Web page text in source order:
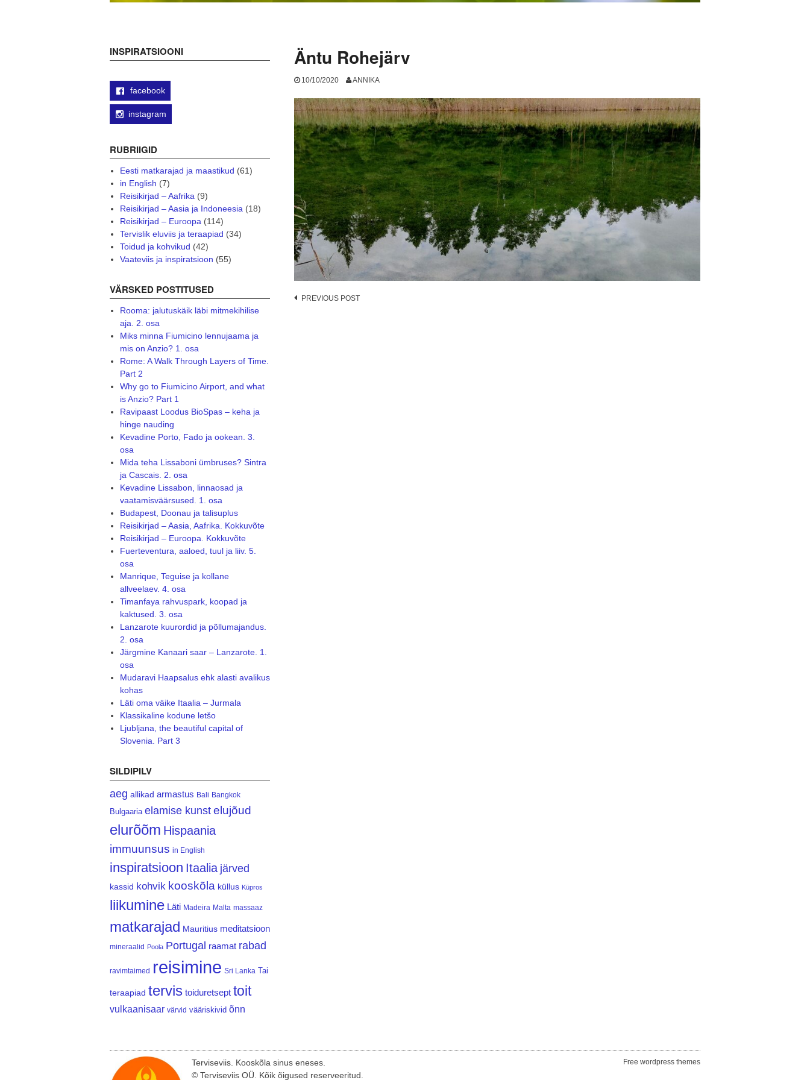
Äntu Rohejärv
10/10/2020 ANNIKA
Post
PREVIOUS POST
INSPIRATSIOONI
facebook
instagram
RUBRIIGID
Eesti matkarajad ja maastikud (61)
in English (7)
Reisikirjad – Aafrika(9)
Reisikirjad – Aasia ja Indoneesia(18)
Reisikirjad – Euroopa(114)
Tervislik eluviis ja teraapiad (34)
Toidud ja kohvikud (42)
Vaateviis ja inspiratsioon (55)
VÄRSKED POSTITUSED
Rooma: jalutuskäik läbi mitmekihilise
aja. 2. osa
Miks minna Fiumicino lennujaama ja
mis on Anzio? 1. osa
Rome: A Walk Through Layers of Time.
Part 2
Why go to Fiumicino Airport, and what
is Anzio? Part 1
Ravipaast Loodus BioSpas – keha ja
hinge nauding
Kevadine Porto, Fado ja ookean. 3.
osa
Mida teha Lissaboni ümbruses? Sintra
ja Cascais. 2. osa
Kevadine Lissabon, linnaosad ja
vaatamisväärsused. 1. osa
Budapest, Doonau ja talisuplus
Reisikirjad – Aasia, Aafrika. Kokkuvõte
Reisikirjad – Euroopa. Kokkuvõte
Fuerteventura, aaloed, tuul ja liiv. 5.
osa
Manrique, Teguise ja kollane
allveelaev. 4. osa
Timanfaya rahvuspark, koopad ja
kaktused. 3. osa
Lanzarote kuurordid ja põllumajandus.
2. osa
Järgmine Kanaari saar – Lanzarote. 1.
osa
Mudaravi Haapsalus ehk alasti avalikus
kohas
Läti oma väike Itaalia – Jurmala
Klassikaline kodune letšo
Ljubljana, the beautiful capital of
Slovenia. Part 3
SILDIPILV
aeg allikad armastus Bali Bangkok
Bulgaaria elamise kunst elujõud
elurõõm Hispaania
immuunsus in English
inspiratsioon Itaalia järved
kassid kohvik kooskõla küllus Küpros
liikumine Läti Madeira Malta massaaz
matkarajad Mauritius meditatsioon
mineraalid Poola Portugal raamat rabad
ravimtaimed reisimine Sri Lanka Tai
teraapiad tervis toiduretsept toit
vulkaanisaar värvid vääriskivid õnn
Terviseviis. Kooskõla sinus eneses.
© Terviseviis OÜ. Kõik õigused reserveeritud.
Free wordpress themes